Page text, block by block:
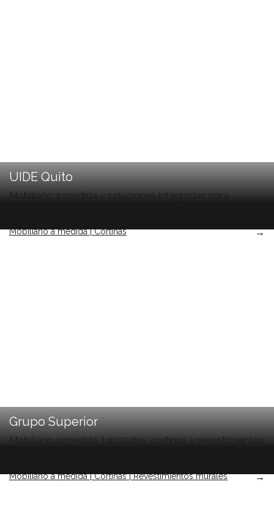
UIDE Quito
Mobiliario a medida y soluciones integradas para
Mobiliario a medida | Cortinas →
Grupo Superior
Mobiliario a medida, tapizados, cortinas y revestimientos
Mobiliario a medida | Cortinas | Revestimientos murales →